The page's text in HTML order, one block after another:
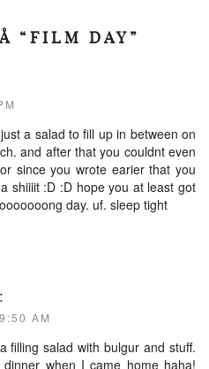
“FILM DAY”
a salad to fill up in between on
and after that you couldnt even
since you wrote earier that you
shiiiit :D :D hope you at least got
day. uf. sleep tight
AM
filling salad with bulgur and stuff.
when I came home haha!